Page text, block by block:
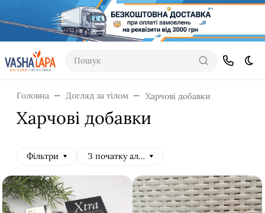
Пошук
Головна Догляд за тілом Харчові добавки
Харчові добавки
Фільтри З початку алфавіту